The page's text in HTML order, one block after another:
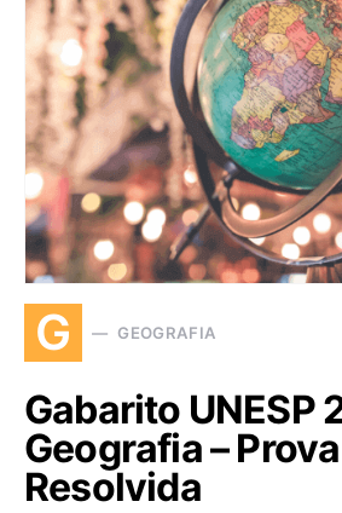
G GEOGRAFIA
Gabarito UNESP
Geografia – Prova
Resolvida